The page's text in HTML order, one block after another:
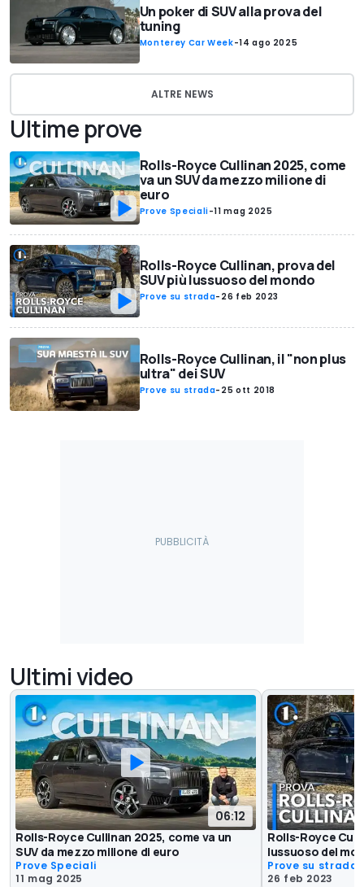
Un poker di SUV alla prova del
tuning
Monterey Car Week-14 ago 2025
ALTRE NEWS
Ultime prove
Rolls-Royce Cullinan 2025, come
va un SUV da mezzo milione di
euro
Prove Speciali-11 mag 2025
Rolls-Royce Cullinan, prova del
SUV più lussuoso del mondo
Prove su strada- 26 feb 2023
Rolls-Royce Cullinan, il "non plus
ultra" dei SUV
Prove su strada- 25 ott 2018
Ultimi video
06:12
Rolls-Royce Cullinan 2025, come va un
SUV da mezzo milione di euro
Prove Speciali
11 mag 2025
Rolls-Royce
lussuoso del
Prove su strada
26 feb 2023